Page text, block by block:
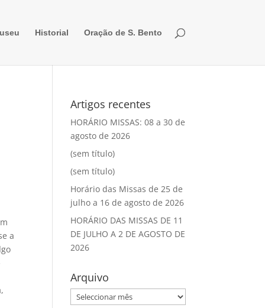
Historial Oração de S. Bento
a
Artigos recentes
HORÁRIO MISSAS: 08 a 30 de
agosto de 2026
(sem título)
(sem título)
Horário das Missas de 25 de
julho a 16 de agosto de 2026
HORÁRIO DAS MISSAS DE 11
DE JULHO A 2 DE AGOSTO DE
2026
Arquivo
Arquivo